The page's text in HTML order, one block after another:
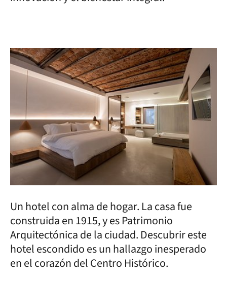
Un hotel con alma de hogar. La casa fue
construida en 1915, y es Patrimonio
Arquitectónica de la ciudad. Descubrir este
hotel escondido es un hallazgo inesperado
en el corazón del Centro Histórico.